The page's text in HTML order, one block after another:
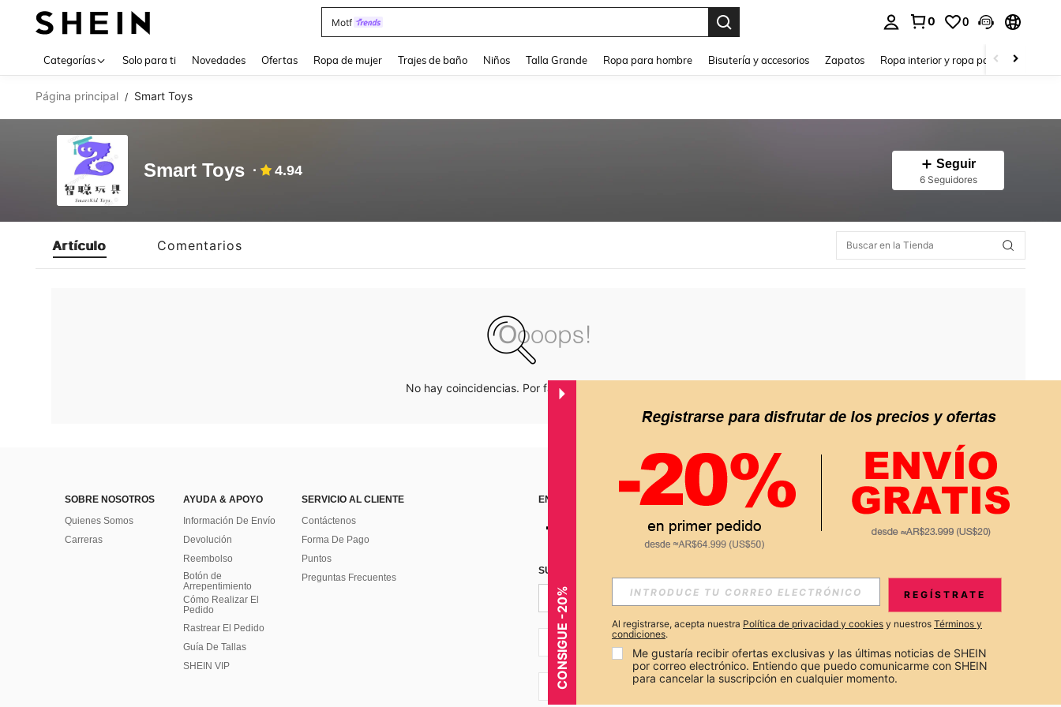
Motf
0 0
Categorías Solo para ti Novedades Ofertas Ropa de mujer Trajes de baño Niños Talla Grande Ropa para hombre Bisutería y accesorios Zapatos Ropa interior y ropa para dormir
Página principal / Smart Toys
Smart Toys 4.94 Seguir
6 Seguidores
Artículo Comentarios
No hay coincidencias. Por favor inténtalo de nuevo.
SOBRE NOSOTROS
Quienes Somos
Carreras
AYUDA & APOYO
Información De Envío
Devolución
Reembolso
Botón de
Arrepentimiento
Cómo Realizar El
Pedido
Rastrear El Pedido
Guía De Tallas
SHEIN VIP
SERVICIO AL CLIENTE
Contáctenos
Forma De Pago
Puntos
Preguntas Frecuentes
ENCUÉNTRANOS EN APP
SUSCRÍBETE PARA RECIBIR OFERTAS EXCLUSIVAS, PROMOCIONES Y NOTICIAS DE SHEIN
Suscribir
AR + 54
AR + 54
CONSIGUE -20% REGÍSTRATE
Al registrarse, acepta nuestra Política de privacidad y cookies y nuestros Términos y
condiciones.
Me gustaría recibir ofertas exclusivas y las últimas noticias de SHEIN
por correo electrónico. Entiendo que puedo comunicarme con SHEIN
para cancelar la suscripción en cualquier momento.